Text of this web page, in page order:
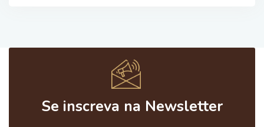
Se inscreva na Newsletter